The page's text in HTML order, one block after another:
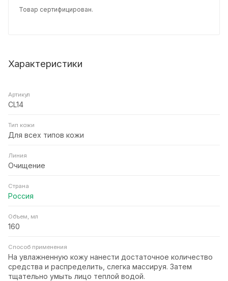
Товар сертифицирован.
Характеристики
Артикул
CL14
Тип кожи
Для всех типов кожи
Линия
Очищение
Страна
Россия
Объем, мл
160
Способ применения
На увлажненную кожу нанести достаточное количество
средства и распределить, слегка массируя. Затем
тщательно умыть лицо теплой водой.